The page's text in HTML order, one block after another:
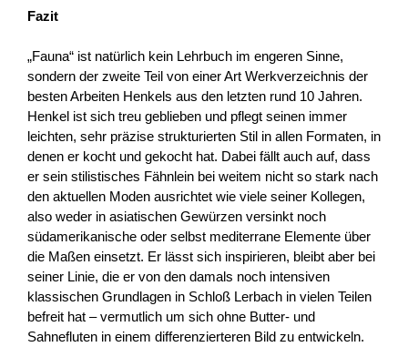
Fazit
„Fauna“ ist natürlich kein Lehrbuch im engeren Sinne,
sondern der zweite Teil von einer Art Werkverzeichnis der
besten Arbeiten Henkels aus den letzten rund 10 Jahren.
Henkel ist sich treu geblieben und pflegt seinen immer
leichten, sehr präzise strukturierten Stil in allen Formaten, in
denen er kocht und gekocht hat. Dabei fällt auch auf, dass
er sein stilistisches Fähnlein bei weitem nicht so stark nach
den aktuellen Moden ausrichtet wie viele seiner Kollegen,
also weder in asiatischen Gewürzen versinkt noch
südamerikanische oder selbst mediterrane Elemente über
die Maßen einsetzt. Er lässt sich inspirieren, bleibt aber bei
seiner Linie, die er von den damals noch intensiven
klassischen Grundlagen in Schloß Lerbach in vielen Teilen
befreit hat – vermutlich um sich ohne Butter- und
Sahnefluten in einem differenzierteren Bild zu entwickeln.